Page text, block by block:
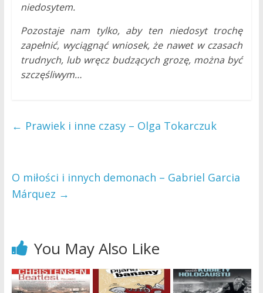
niedosytem.
Pozostaje nam tylko, aby ten niedosyt trochę
zapełnić, wyciągnąć wniosek, że nawet w czasach
trudnych, lub wręcz budzących grozę, można być
szczęśliwym…
← Prawiek i inne czasy – Olga Tokarczuk
O miłości i innych demonach – Gabriel Garcia
Márquez →
You May Also Like